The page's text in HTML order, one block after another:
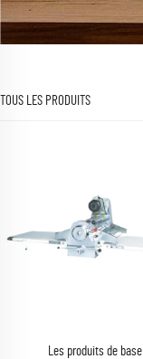
TOUS LES PRODUITS
Les produits de base